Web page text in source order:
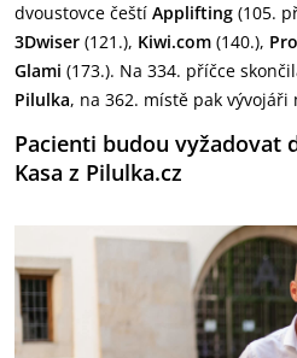
dvoustovce čeští Applifting (105.
3Dwiser (121.), Kiwi.com (140.),
Glami (173.). Na 334. příčce
Pilulka, na 362. místě pak
Pacienti budou vyžadovat
Kasa z Pilulka.cz